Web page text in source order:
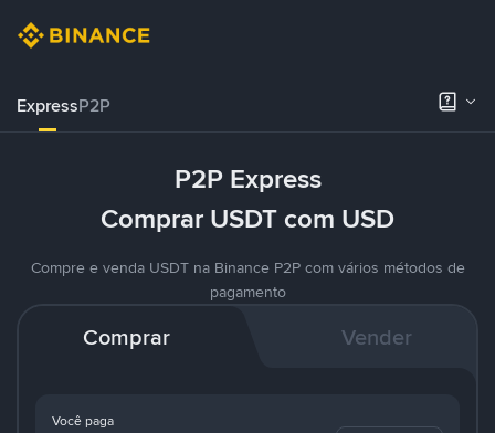
ExpressP2P
P2P Express
Comprar USDT com USD
Compre e venda USDT na Binance P2P com vários métodos de
pagamento
Comprar Vender
Você paga